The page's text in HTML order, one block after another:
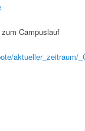
Campuslauf
aktueller_zeitraum/